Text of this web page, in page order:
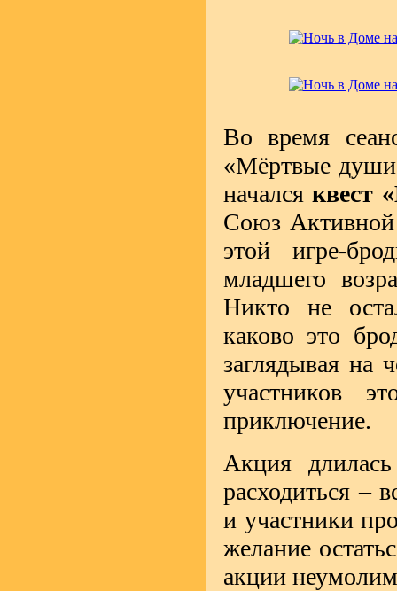
Во время
«Мёртвые
началсяквест
Союз
этой игре-
младшего
Никто не
каково это
заглядывая
участников
приключение.
Акция
расходиться –
и участники
желание
акции